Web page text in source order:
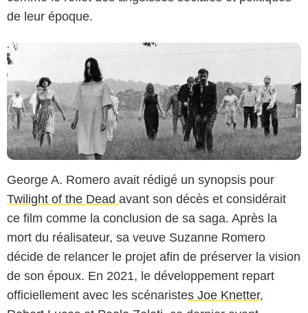
de leur époque.
George A. Romero avait rédigé un synopsis pour
Twilight of the Dead avant son décès et considérait
ce film comme la conclusion de sa saga. Après la
mort du réalisateur, sa veuve Suzanne Romero
décide de relancer le projet afin de préserver la vision
de son époux. En 2021, le développement repart
officiellement avec les scénaristes Joe Knetter,